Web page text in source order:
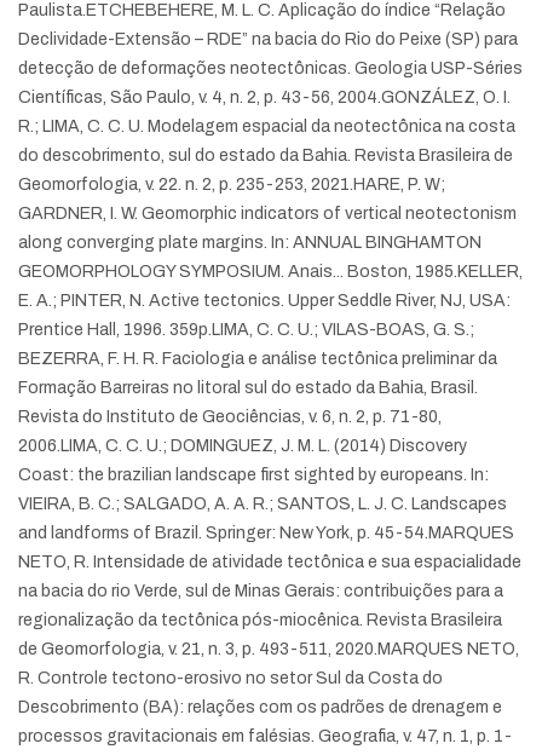
Paulista. ETCHEBEHERE, M. L. C. Aplicação do índice “Relação
Declividade-Extensão – RDE” na bacia do Rio do Peixe (SP) para
detecção de deformações neotectônicas. Geologia USP-Séries
Científicas, São Paulo, v. 4, n. 2, p. 43-56, 2004.GONZÁLEZ, O. I.
R.; LIMA, C. C. U. Modelagem espacial da neotectônica na costa
do descobrimento, sul do estado da Bahia. Revista Brasileira de
Geomorfologia, v. 22. n. 2, p. 235-253, 2021. HARE, P. W;
GARDNER, I. W. Geomorphic indicators of vertical neotectonism
along converging plate margins. In: ANNUAL BINGHAMTON
GEOMORPHOLOGY SYMPOSIUM. Anais... Boston, 1985. KELLER,
E. A.; PINTER, N. Active tectonics. Upper Seddle River, NJ, USA:
Prentice Hall, 1996. 359p. LIMA, C. C. U.; VILAS-BOAS, G. S.;
BEZERRA, F. H. R. Faciologia e análise tectônica preliminar da
Formação Barreiras no litoral sul do estado da Bahia, Brasil.
Revista do Instituto de Geociências, v. 6, n. 2, p. 71-80,
2006. LIMA, C. C. U.; DOMINGUEZ, J. M. L. (2014) Discovery
Coast: the brazilian landscape first sighted by europeans. In:
VIEIRA, B. C.; SALGADO, A. A. R.; SANTOS, L. J. C. Landscapes
and landforms of Brazil. Springer: New York, p. 45-54. MARQUES
NETO, R. Intensidade de atividade tectônica e sua espacialidade
na bacia do rio Verde, sul de Minas Gerais: contribuições para a
regionalização da tectônica pós-miocênica. Revista Brasileira
de Geomorfologia, v. 21, n. 3, p. 493-511, 2020. MARQUES NETO,
R. Controle tectono-erosivo no setor Sul da Costa do
Descobrimento (BA): relações com os padrões de drenagem e
processos gravitacionais em falésias. Geografia, v. 47, n. 1, p. 1-